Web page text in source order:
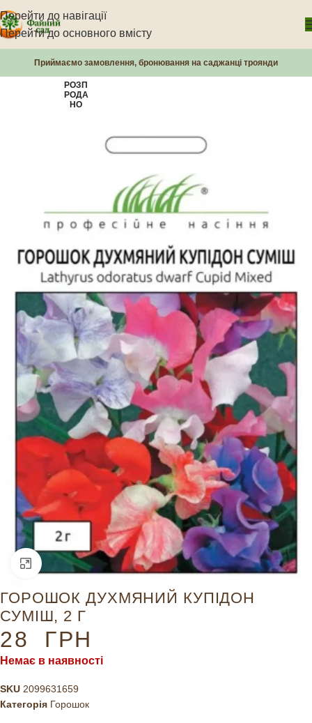
Перейти до навігації
Перейти до основного вмісту
Приймаємо замовлення, бронювання на саджанці троянди
РОЗП
РОДА
НО
Натисніть, щоб збільшити
ГОРОШОК ДУХМЯНИЙ КУПІДОН
СУМІШ, 2 Г
28 ГРН
Немає в наявності
SKU 2099631659
Категорія Горошок